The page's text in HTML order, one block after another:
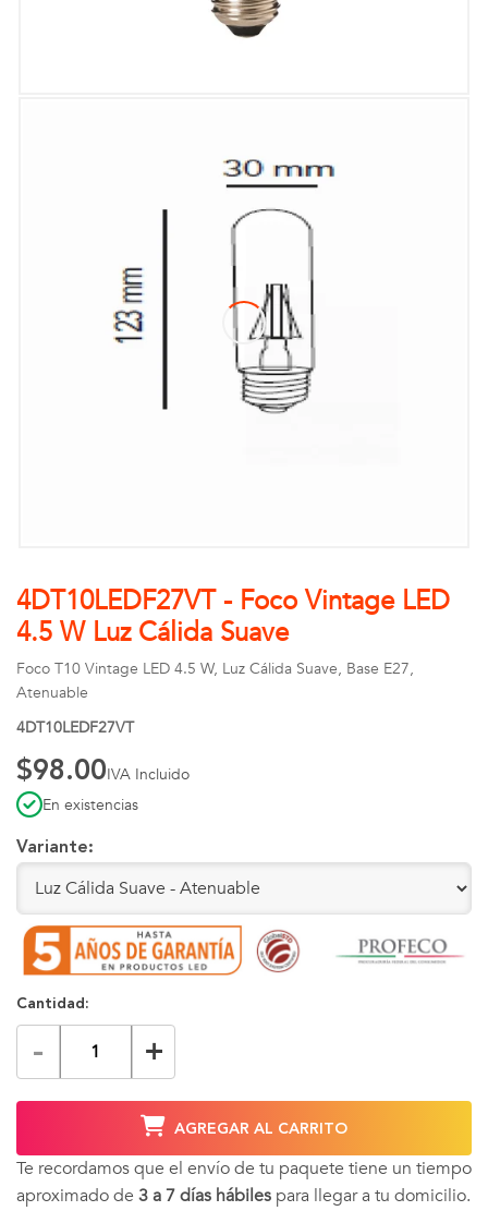
4DT10LEDF27VT - Foco Vintage LED
4.5 W Luz Cálida Suave
Foco T10 Vintage LED 4.5 W, Luz Cálida Suave, Base E27,
Atenuable
4DT10LEDF27VT
$98.00IVA Incluido
En existencias
Variante:
Cantidad:
- +
AGREGAR AL CARRITO
Te recordamos que el envío de tu paquete tiene un tiempo
aproximado de 3 a 7 días hábiles para llegar a tu domicilio.